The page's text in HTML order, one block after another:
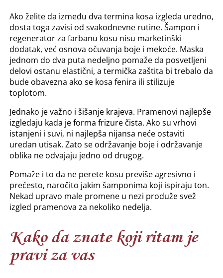
Ako želite da između dva termina kosa izgleda uredno,
dosta toga zavisi od svakodnevne rutine. Šampon i
regenerator za farbanu kosu nisu marketinški
dodatak, već osnova očuvanja boje i mekoće. Maska
jednom do dva puta nedeljno pomaže da posvetljeni
delovi ostanu elastični, a termička zaštita bi trebalo da
bude obavezna ako se kosa fenira ili stilizuje
toplotom.
Jednako je važno i šišanje krajeva. Pramenovi najlepše
izgledaju kada je forma frizure čista. Ako su vrhovi
istanjeni i suvi, ni najlepša nijansa neće ostaviti
uredan utisak. Zato se održavanje boje i održavanje
oblika ne odvajaju jedno od drugog.
Pomaže i to da ne perete kosu previše agresivno i
prečesto, naročito jakim šamponima koji ispiraju ton.
Nekad upravo male promene u nezi produže svež
izgled pramenova za nekoliko nedelja.
Kako da znate koji ritam je
pravi za vas